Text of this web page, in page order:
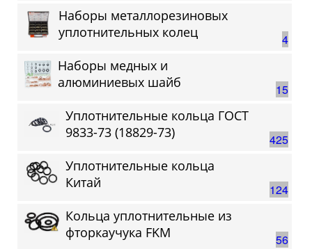
4
Наборы металлорезиновых
уплотнительных колец
15
Наборы медных и
алюминиевых шайб
425
Уплотнительные кольца ГОСТ
9833-73 (18829-73)
124
Уплотнительные кольца
Китай
56
Кольца уплотнительные из
фторкаучука FKM